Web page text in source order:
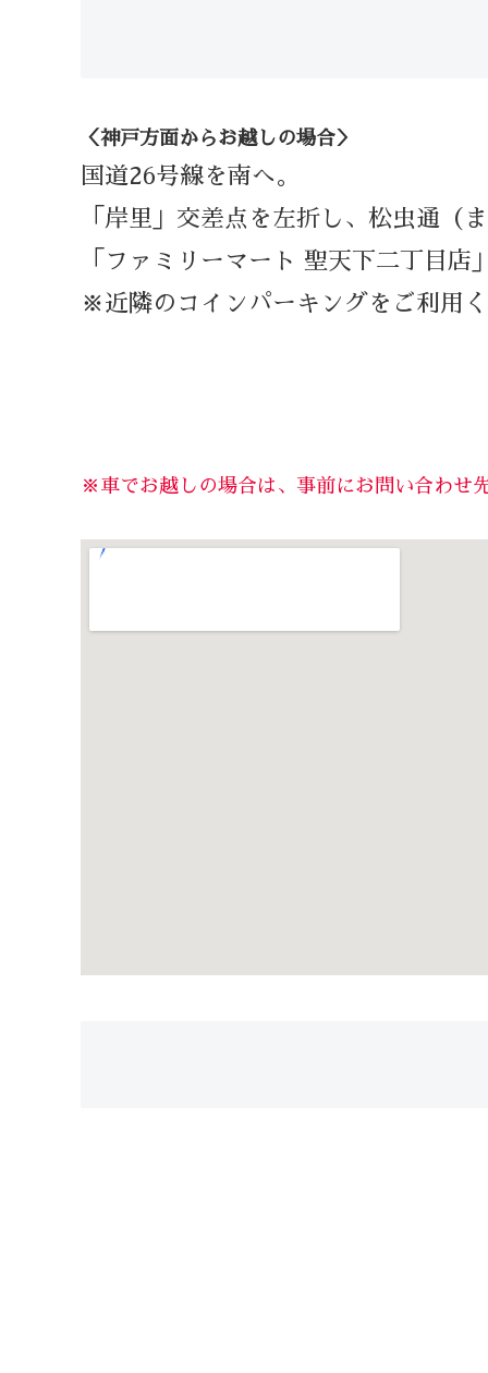
＜神戸方面からお越しの場合＞
国道26号線を南へ。
「岸里」交差点を左折し、松虫通（
「ファミリーマート 聖天下二丁目店
※近隣のコインパーキングをご利用く
※車でお越しの場合は、事前にお問い合わせ